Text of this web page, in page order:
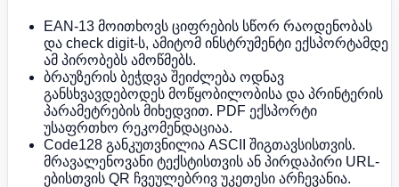
EAN-13 მოითხოვს ციფრების სწორ რაოდენობას
და check digit-ს, ამიტომ ინსტრუმენტი ექსპორტამდე
ამ პირობებს ამოწმებს.
ბრაუზერის ბეჭდვა შეიძლება ოდნავ
განსხვავდებოდეს მოწყობილობისა და პრინტერის
პარამეტრების მიხედვით. PDF ექსპორტი
უსაფრთხო რეკომენდაციაა.
Code128 განკუთვნილია ASCII შიგთავსისთვის.
მრავალენოვანი ტექსტისთვის ან პირდაპირი URL-
ებისთვის QR ჩვეულებრივ უკეთესი არჩევანია.